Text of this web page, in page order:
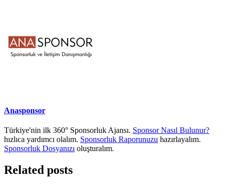
Anasponsor
Türkiye'nin ilk 360° Sponsorluk Ajansı. Sponsor Nasıl Bulunur?
hızlıca yardımcı olalım. Sponsorluk Raporunuzu hazırlayalım.
Sponsorluk Dosyanızı oluşturalım.
Related posts